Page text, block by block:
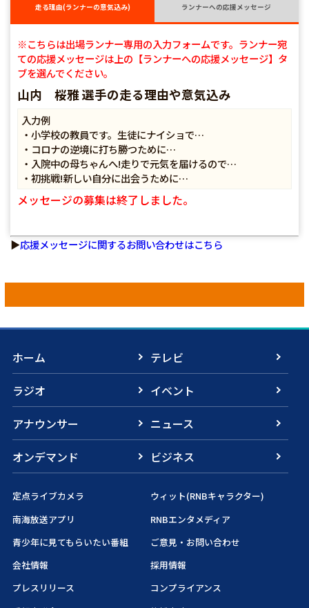
走る理由(ランナーの意気込み) ランナーへの応援メッセージ
※こちらは出場ランナー専用の入力フォームです。ランナー宛
ての応援メッセージは上の【ランナーへの応援メッセージ】タ
ブを選んでください。
山内 桜雅 選手の走る理由や意気込み
入力例
・小学校の教員です。生徒にナイショで…
・コロナの逆境に打ち勝つために…
・入院中の母ちゃんへ!走りで元気を届けるので…
・初挑戦!新しい自分に出会うために…
メッセージの募集は終了しました。
▶応援メッセージに関するお問い合わせはこちら
ホーム
テレビ
ラジオ
イベント
アナウンサー
ニュース
オンデマンド
ビジネス
定点ライブカメラ
ウィット(RNBキャラクター)
南海放送アプリ
RNBエンタメディア
青少年に見てもらいたい番組
ご意見・お問い合わせ
会社情報
採用情報
プレスリリース
コンプライアンス